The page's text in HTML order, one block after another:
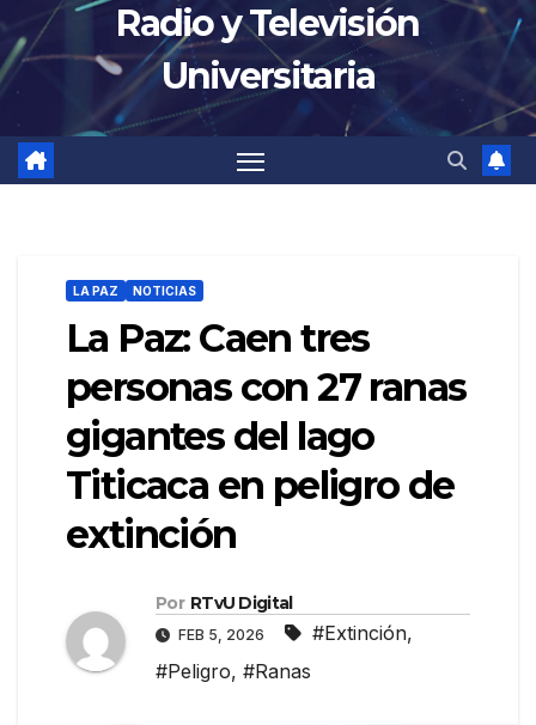
Radio y Televisión
Universitaria
LA PAZ NOTICIAS
La Paz: Caen tres
personas con 27 ranas
gigantes del lago
Titicaca en peligro de
extinción
Por RTvU Digital
FEB 5, 2026 #Extinción,
#Peligro, #Ranas